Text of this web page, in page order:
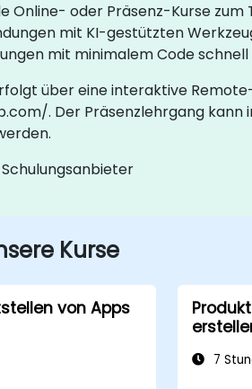
Online- oder Präsenz-Kurse
mit KI-gestützten
mit minimalem Code
über eine interaktive
. Der Präsenzlehrgang kann
Kurse
von Apps
7